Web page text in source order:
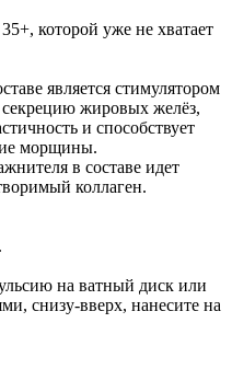
которой уже не хватает
является стимулятором
секрецию жировых желёз,
и способствует
морщины.
в составе идет
коллаген.
на ватный диск или
снизу-вверх, нанесите на